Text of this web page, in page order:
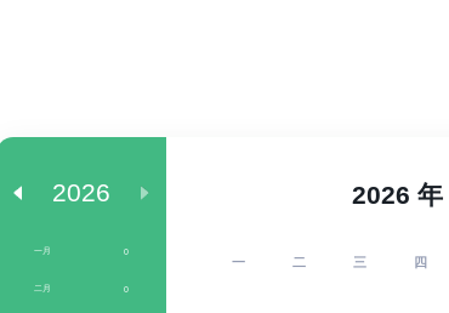
2026
一月 0
二月 0
2026 年
一 二 三 四